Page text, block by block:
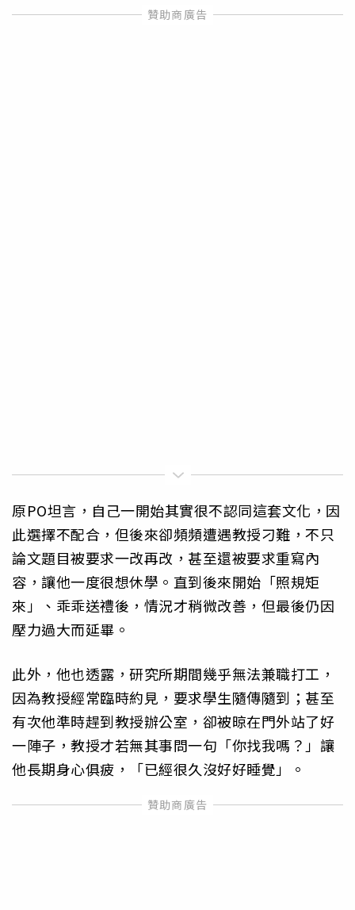
原PO坦言，自己一開始其實很不認同這套文化，因
此選擇不配合，但後來卻頻頻遭遇教授刁難，不只
論文題目被要求一改再改，甚至還被要求重寫內
容，讓他一度很想休學。直到後來開始「照規矩
來」、乖乖送禮後，情況才稍微改善，但最後仍因
壓力過大而延畢。
此外，他也透露，研究所期間幾乎無法兼職打工，
因為教授經常臨時約見，要求學生隨傳隨到；甚至
有次他準時趕到教授辦公室，卻被晾在門外站了好
一陣子，教授才若無其事問一句「你找我嗎？」讓
他長期身心俱疲，「已經很久沒好好睡覺」。